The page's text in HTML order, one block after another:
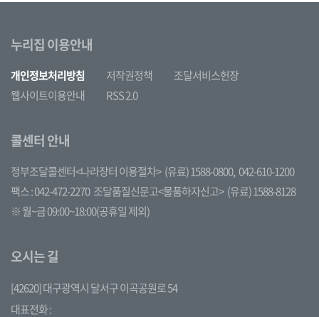
누리집 이용안내
개인정보처리방침 저작권정책
조달서비스헌장
웹사이트이용안내
RSS 2.0
콜센터 안내
정부조달콜센터<나라장터 이용절차> (유료) 1588-0800, 042-610-1200
팩스 : 042-472-2270 조달품질신문고<물품하자신고> (유료) 1588-8128
※ 월~금 09:00~18:00(공휴일 제외)
오시는 길
[42620] 대구광역시 달서구 이곡공원로 54
대표전화 :